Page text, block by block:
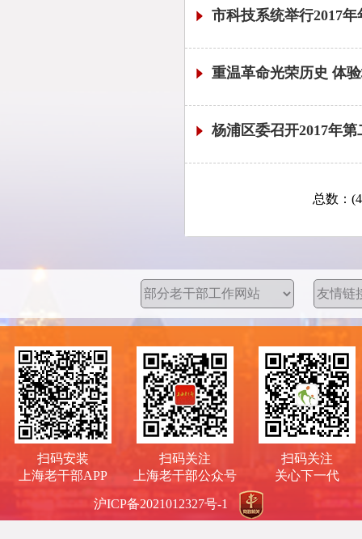
市科技系统举行2017
重温革命光荣历史 体
杨浦区委召开2017年
总数：
扫码安装
上海老干部APP
扫码关注
上海老干部公众号
扫码关注
关心下一代
沪ICP备2021012327号-1